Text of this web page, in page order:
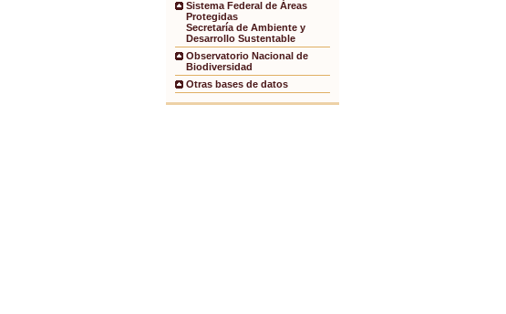
Sistema Federal de Áreas
Protegidas
Secretaría de Ambiente y
Desarrollo Sustentable
Observatorio Nacional de
Biodiversidad
Otras bases de datos